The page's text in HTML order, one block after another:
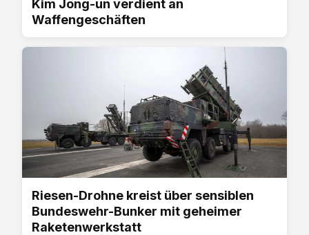
Kim Jong-un verdient an
Waffengeschäften
Riesen-Drohne kreist über sensiblen
Bundeswehr-Bunker mit geheimer
Raketenwerkstatt